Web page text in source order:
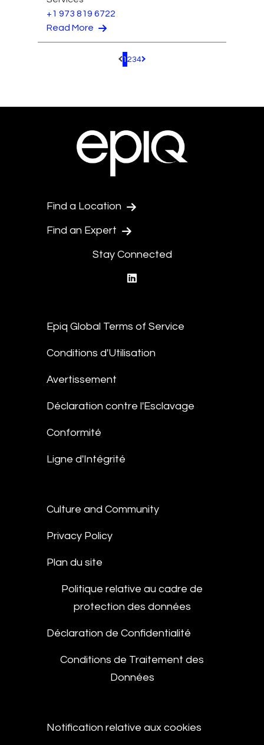
+1 973 819 6722
Read More
Pagination.PreviousPage
1 234 Pagination.NextPage
Find a Location
Find an Expert
Stay Connected
Epiq Global Terms of Service
Conditions d'Utilisation
Avertissement
Déclaration contre l'Esclavage
Conformité
Ligne d'Intégrité
Culture and Community
Privacy Policy
Plan du site
Politique relative au cadre de
protection des données
Déclaration de Confidentialité
Conditions de Traitement des
Données
Notification relative aux cookies